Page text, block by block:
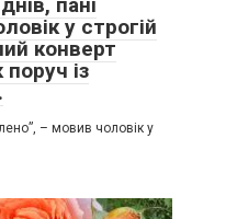
пані
у строгій
конверт
із
– мовив чоловік у